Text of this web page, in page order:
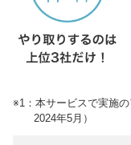
※1：本サービスで実施
2024年5月）